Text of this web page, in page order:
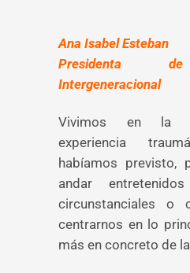
Ana Isabel Esteban
Presidenta
Intergeneracional
Vivimos en la
experiencia
habíamos previsto,
andar
circunstanciales o
centrarnos en lo
más en concreto de